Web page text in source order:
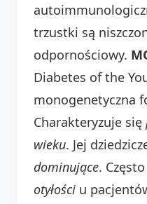
trzustki są
odpornościowy.
Diabetes of the
monogenetyczna
Charakteryzuje się
wieku. Jej
dominujące.
otyłości u